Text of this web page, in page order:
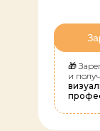
🎁
и